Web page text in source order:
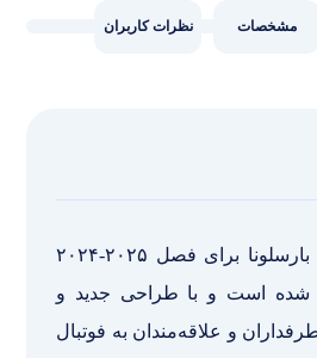
مشخصات نظرات کاربران
کیت اول تیم فوتبال بارسلونا برای فصل ۲۰۲۵-۲۰۲۴
شده است و با طراحی جدید و
و علاقه‌مندان به فوتبال